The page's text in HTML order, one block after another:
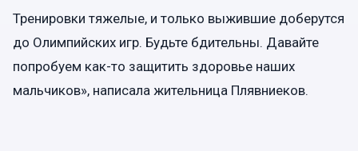
Тренировки тяжелые, и только выжившие доберутся
до Олимпийских игр. Будьте бдительны. Давайте
попробуем как-то защитить здоровье наших
мальчиков», написала жительница Плявниеков.